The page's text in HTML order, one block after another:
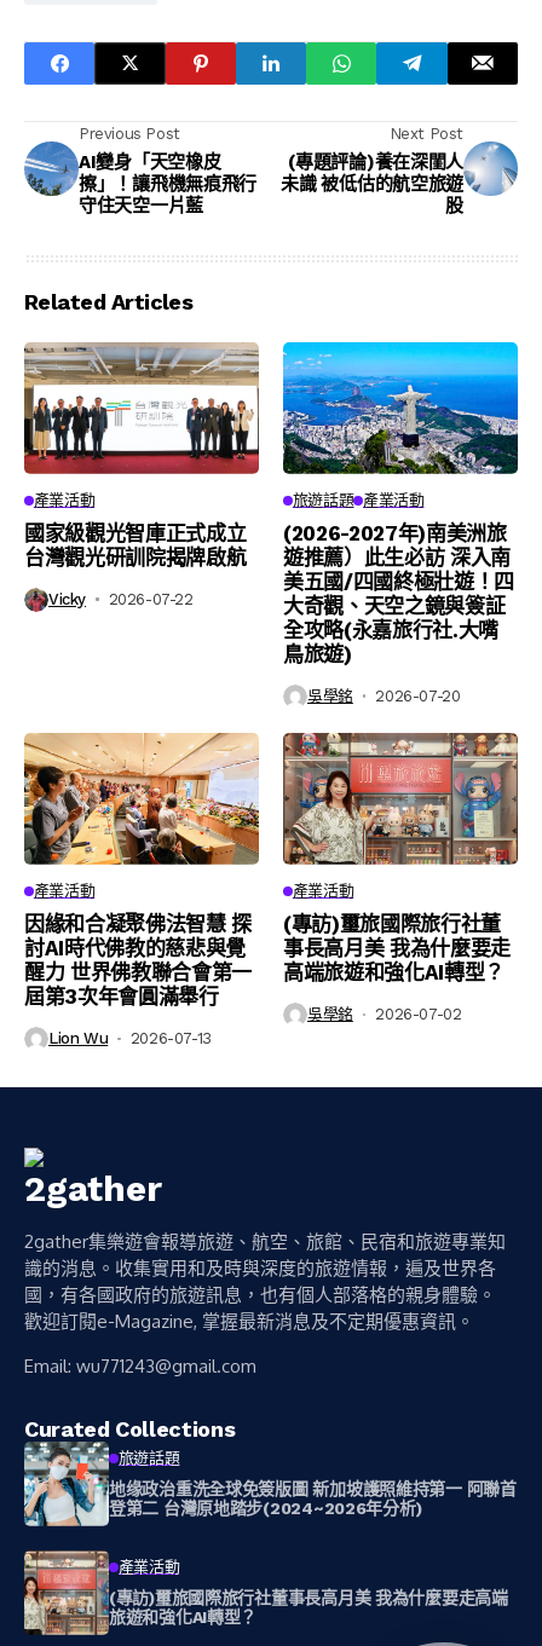
Previous Post
AI變身「天空橡皮
擦」！讓飛機無痕飛行
守住天空一片藍
Next Post
(專題評論)養在深閨人
未識 被低估的航空旅遊
股
Related Articles
產業活動
國家級觀光智庫正式成立
台灣觀光研訓院揭牌啟航
Vicky 2026-07-22
旅遊話題 產業活動
(2026-2027年)南美洲旅
遊推薦）此生必訪 深入南
美五國/四國終極壯遊！四
大奇觀、天空之鏡與簽証
全攻略(永嘉旅行社.大嘴
鳥旅遊)
吳學銘 2026-07-20
產業活動
因緣和合凝聚佛法智慧 探
討AI時代佛教的慈悲與覺
醒力 世界佛教聯合會第一
屆第3次年會圓滿舉行
Lion Wu 2026-07-13
產業活動
(專訪)璽旅國際旅行社董
事長高月美 我為什麼要走
高端旅遊和強化AI轉型？
吳學銘 2026-07-02
2gather集樂遊會報導旅遊、航空、旅館、民宿和旅遊專業知
識的消息。收集實用和及時與深度的旅遊情報，遍及世界各
國，有各國政府的旅遊訊息，也有個人部落格的親身體驗。
歡迎訂閱e-Magazine, 掌握最新消息及不定期優惠資訊。
Email: wu771243@gmail.com
Curated Collections
旅遊話題
地缘政治重洗全球免簽版圖 新加坡護照維持第一 阿聯首
登第二 台灣原地踏步(2024~2026年分析)
產業活動
(專訪)璽旅國際旅行社董事長高月美 我為什麼要走高端
旅遊和強化AI轉型？